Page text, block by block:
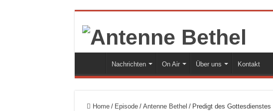
Nachrichten On Air Über uns Kontakt
Home / Episode / Antenne Bethel / Predigt des